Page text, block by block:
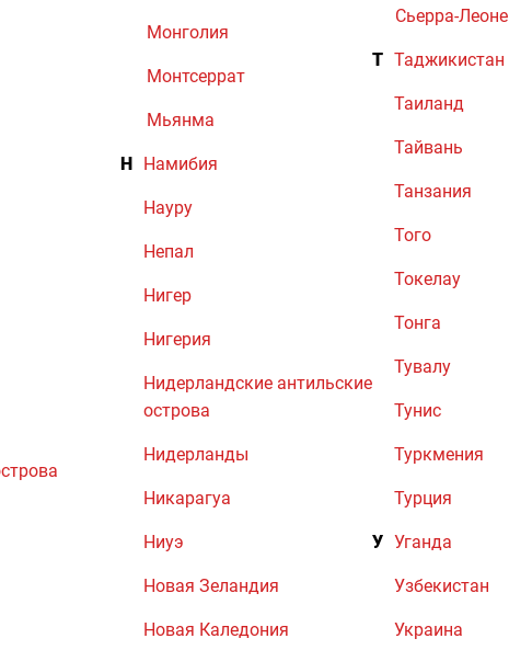
Монголия
Монтсеррат
Мьянма
Н Намибия
Науру
Непал
Нигер
Нигерия
Нидерландские антильские
острова
Нидерланды
Никарагуа
Ниуэ
Новая Зеландия
Новая Каледония
Сьерра-Леоне
Т Таджикистан
Таиланд
Тайвань
Танзания
Того
Токелау
Тонга
Тувалу
Тунис
Туркмения
Турция
У Уганда
Узбекистан
Украина